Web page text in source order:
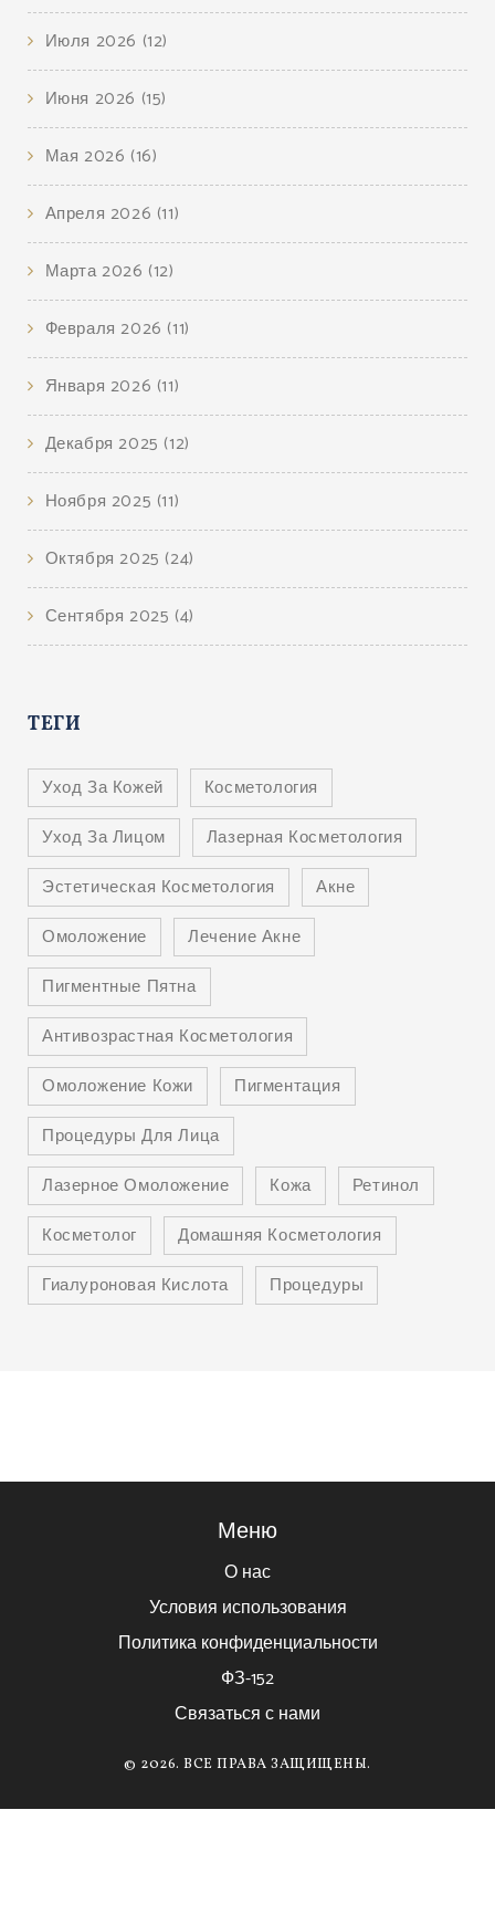
Июля 2026 (12)
Июня 2026 (15)
Мая 2026 (16)
Апреля 2026 (11)
Марта 2026 (12)
Февраля 2026 (11)
Января 2026 (11)
Декабря 2025 (12)
Ноября 2025 (11)
Октября 2025 (24)
Сентября 2025 (4)
ТЕГИ
Уход За Кожей
Косметология
Уход За Лицом
Лазерная Косметология
Эстетическая Косметология
Акне
Омоложение
Лечение Акне
Пигментные Пятна
Антивозрастная Косметология
Омоложение Кожи
Пигментация
Процедуры Для Лица
Лазерное Омоложение
Кожа
Ретинол
Косметолог
Домашняя Косметология
Гиалуроновая Кислота
Процедуры
Меню
О нас
Условия использования
Политика конфиденциальности
ФЗ-152
Связаться с нами
© 2026. ВСЕ ПРАВА ЗАЩИЩЕНЫ.